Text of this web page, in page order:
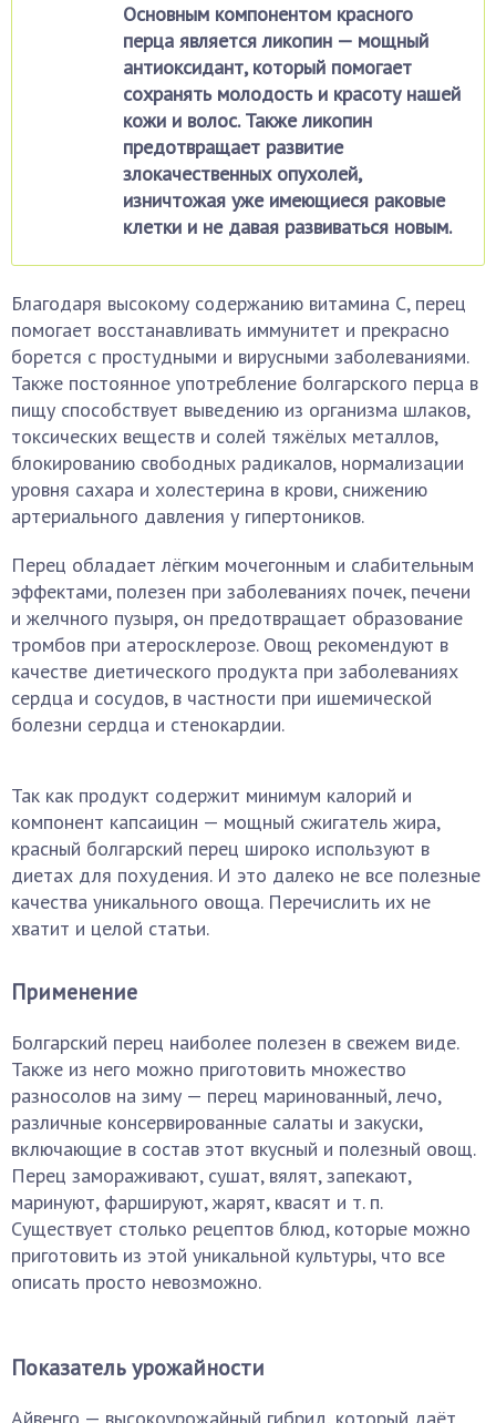
Основным компонентом красного
перца является ликопин — мощный
антиоксидант, который помогает
сохранять молодость и красоту нашей
кожи и волос. Также ликопин
предотвращает развитие
злокачественных опухолей,
изничтожая уже имеющиеся раковые
клетки и не давая развиваться новым.
Благодаря высокому содержанию витамина С, перец
помогает восстанавливать иммунитет и прекрасно
борется с простудными и вирусными заболеваниями.
Также постоянное употребление болгарского перца в
пищу способствует выведению из организма шлаков,
токсических веществ и солей тяжёлых металлов,
блокированию свободных радикалов, нормализации
уровня сахара и холестерина в крови, снижению
артериального давления у гипертоников.
Перец обладает лёгким мочегонным и слабительным
эффектами, полезен при заболеваниях почек, печени
и желчного пузыря, он предотвращает образование
тромбов при атеросклерозе. Овощ рекомендуют в
качестве диетического продукта при заболеваниях
сердца и сосудов, в частности при ишемической
болезни сердца и стенокардии.
Так как продукт содержит минимум калорий и
компонент капсаицин — мощный сжигатель жира,
красный болгарский перец широко используют в
диетах для похудения. И это далеко не все полезные
качества уникального овоща. Перечислить их не
хватит и целой статьи.
Применение
Болгарский перец наиболее полезен в свежем виде.
Также из него можно приготовить множество
разносолов на зиму — перец маринованный, лечо,
различные консервированные салаты и закуски,
включающие в состав этот вкусный и полезный овощ.
Перец замораживают, сушат, вялят, запекают,
маринуют, фаршируют, жарят, квасят и т. п.
Существует столько рецептов блюд, которые можно
приготовить из этой уникальной культуры, что все
описать просто невозможно.
Показатель урожайности